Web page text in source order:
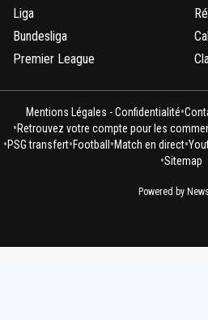
Liga
Bundesliga
Premier League
Mentions Légales - Confidentialité•
•Retrouvez votre compte pour les
•PSG transfert•Football •Match en direct•
•Sitemap
Powered by